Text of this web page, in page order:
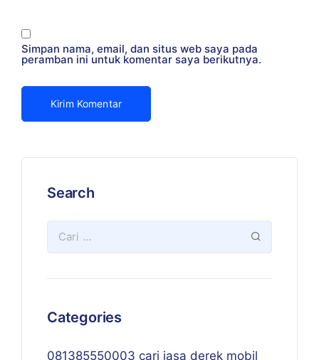
Simpan nama, email, dan situs web saya pada
peramban ini untuk komentar saya berikutnya.
Search
Categories
081385550003 cari jasa derek mobil